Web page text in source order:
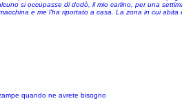
si occupasse di dodò, il mio carlino, per una
e me l'ha riportato a casa. La zona in cui
quando ne avrete bisogno